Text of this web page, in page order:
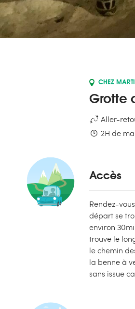
CHEZ
Grotte
Aller-
2H de
Accès
Rendez-
départ se
environ
trouve le
le chemin
la benne à
sans issue